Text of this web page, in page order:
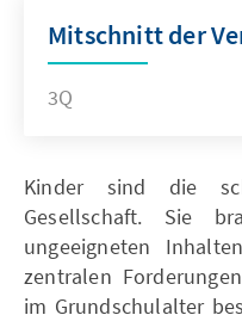
Mitschnitt der
3Q
Kinder sind die
Gesellschaft. Sie
ungeeigneten
zentralen
im Grundschulalter